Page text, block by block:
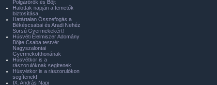
Polgárőrök és Böjt
Halottak napján a temetők
biztosítása.
Határtalan Összefogás a
Békéscsabai és Aradi Nehéz
Sorsú Gyermekekért!
Húsvéti Élelmiszer Adomány
Böjte Csaba testvér
Nagyszalontai
Gyermekotthonának
Húsvétkor is a
rászorulóknak segítenek.
Húsvétkor is a rászorulókon
segítenek!
IX. András Napi